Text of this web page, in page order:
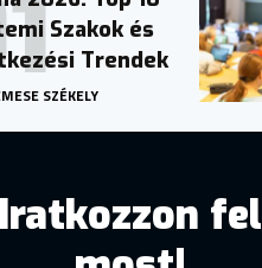
Szakok és
Trendek
SZÉKELY
Iratkozzon fel